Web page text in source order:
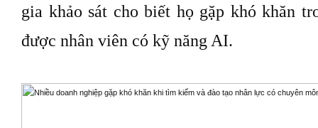
gia khảo sát cho biết họ gặp khó khăn
được nhân viên có kỹ năng AI.